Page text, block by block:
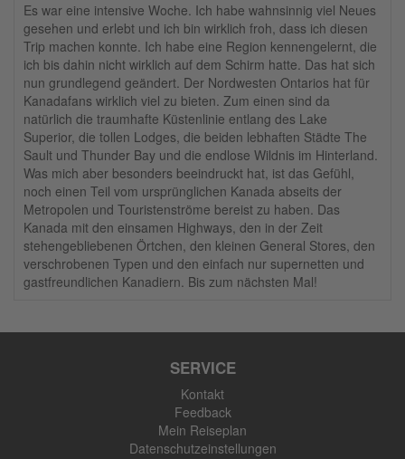
Es war eine intensive Woche. Ich habe wahnsinnig viel Neues
gesehen und erlebt und ich bin wirklich froh, dass ich diesen
Trip machen konnte. Ich habe eine Region kennengelernt, die
ich bis dahin nicht wirklich auf dem Schirm hatte. Das hat sich
nun grundlegend geändert. Der Nordwesten Ontarios hat für
Kanadafans wirklich viel zu bieten. Zum einen sind da
natürlich die traumhafte Küstenlinie entlang des Lake
Superior, die tollen Lodges, die beiden lebhaften Städte The
Sault und Thunder Bay und die endlose Wildnis im Hinterland.
Was mich aber besonders beeindruckt hat, ist das Gefühl,
noch einen Teil vom ursprünglichen Kanada abseits der
Metropolen und Touristenströme bereist zu haben. Das
Kanada mit den einsamen Highways, den in der Zeit
stehengebliebenen Örtchen, den kleinen General Stores, den
verschrobenen Typen und den einfach nur supernetten und
gastfreundlichen Kanadiern. Bis zum nächsten Mal!
SERVICE
Kontakt
Feedback
Mein Reiseplan
Datenschutzeinstellungen